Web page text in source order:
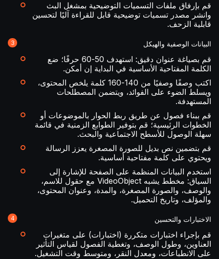
قم بإرفاق ملفات التسميات التوضيحية بمشغل البث
وانشر مصدر تسميات توضيحية قابل للقراءة آليًا لتحسين
قابلية الزحف.
البيانات الوصفية والهيكل
قم بصياغة عنوان دقيق: استهدف 50-60 حرفًا؛ ضع
الكلمة المفتاحية الأساسية في البداية إن أمكن.
اكتب وصفًا وصفيًا من 140-160 كلمة يلخص المحتوى،
ويسلط الضوء على الفوائد، ويتضمن المصطلحات
المستهدفة.
قم ببناء فصول عن طريق ربط الحوار بالموضوعات أو
الخطوات الرئيسية؛ قم بتوفير الطوابع الزمنية في قائمة
سهلة الوصول للأسطح الاجتماعية والبحث.
قم بتضمين نص بديل للصورة المصغرة يعزز الرسالة
ويحتوي على كلمة مفتاحية أساسية.
استخدم البيانات المنظمة على الصفحة للإشارة إلى
السياق: مخطط يشبه VideoObject مع حقول للاسم،
والوصف، والصورة المصغرة، والمدة، وعنوان المحتوى،
والمؤلف، وتاريخ التحميل.
الاختبارات والتحسين
قم بإجراء اختبارات متكررة (اختبارات) على متغيرات
العناوين، وطول الوصف، وتغطية الفصول لقياس التأثير
على الانطباعات، ومعدل النقر، ومتوسط وقت التشغيل.